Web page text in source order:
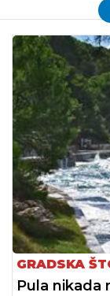
GRADSKA
Pula nikada